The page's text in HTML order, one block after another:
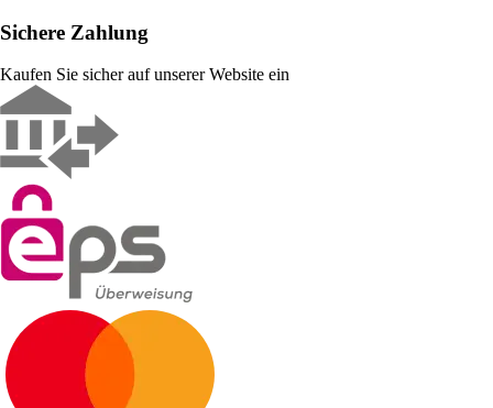
Sichere Zahlung
Kaufen Sie sicher auf unserer Website ein